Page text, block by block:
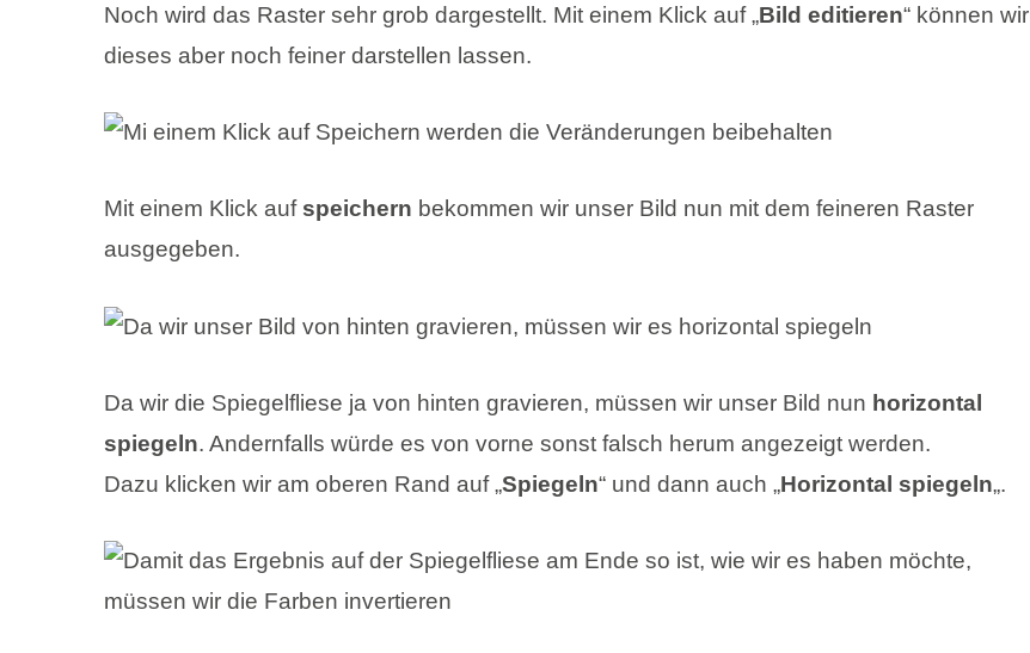
Noch wird das Raster sehr grob dargestellt. Mit einem Klick auf „Bild editieren“ können wir
dieses aber noch feiner darstellen lassen.
Mit einem Klick aufspeichern bekommen wir unser Bild nun mit dem feineren Raster
ausgegeben.
Da wir die Spiegelfliese ja von hinten gravieren, müssen wir unser Bild nun horizontal
spiegeln. Andernfalls würde es von vorne sonst falsch herum angezeigt werden.
Dazu klicken wir am oberen Rand auf „Spiegeln“ und dann auch „Horizontal spiegeln„.